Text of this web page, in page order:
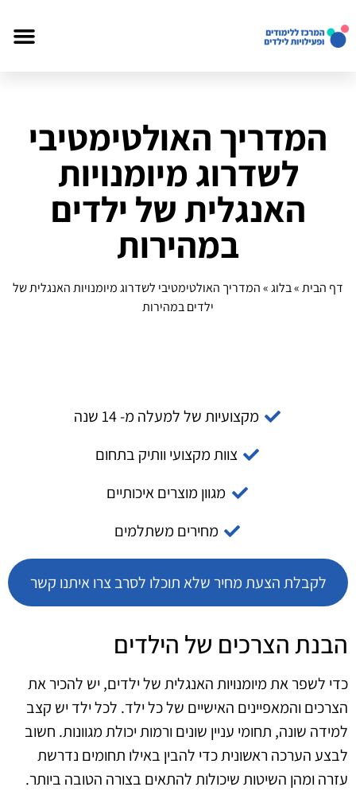
המדריך האולטימטיבי
לשדרוג מיומנויות
האנגלית של ילדים
במהירות
דף הבית»בלוג»המדריך האולטימטיבי לשדרוג מיומנויות האנגלית של
ילדים במהירות
מקצועיות של למעלה מ- 14 שנה
צוות מקצועי וותיק בתחום
מגוון מוצרים איכותיים
מחירים משתלמים
לקבלת הצעת מחיר שלא תוכלו לסרב צרו איתנו קשר
הבנת הצרכים של הילדים
כדי לשפר את מיומנויות האנגלית של ילדים, יש להכיר את
הצרכים והמאפיינים האישיים של כל ילד. לכל ילד יש קצב
למידה שונה, תחומי עניין שונים ורמות יכולת מגוונות. חשוב
לבצע הערכה ראשונית כדי להבין באילו תחומים נדרשת
עזרה ומהן השיטות שיכולות להתאים בצורה הטובה ביותר.